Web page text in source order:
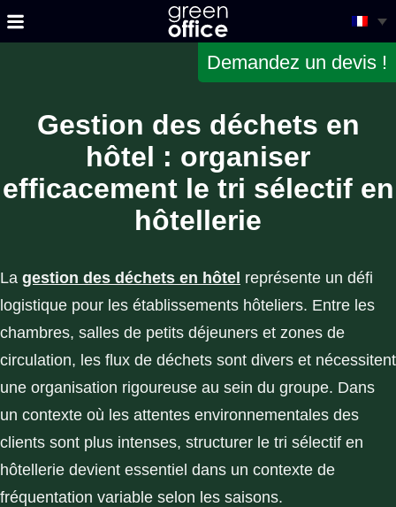
Demandez un devis !
Gestion des déchets en
hôtel : organiser
efficacement le tri sélectif en
hôtellerie
La gestion des déchets en hôtel représente un défi
logistique pour les établissements hôteliers. Entre les
chambres, salles de petits déjeuners et zones de
circulation, les flux de déchets sont divers et nécessitent
une organisation rigoureuse au sein du groupe. Dans
un contexte où les attentes environnementales des
clients sont plus intenses, structurer le tri sélectif en
hôtellerie devient essentiel dans un contexte de
fréquentation variable selon les saisons.